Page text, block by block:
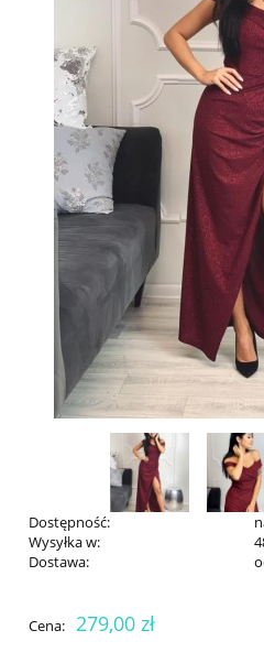
Dostępność:
Wysyłka w:
Dostawa:
Cena nie zawiera ewentualnych
Cena: 279,00 zł